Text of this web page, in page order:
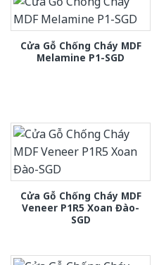
Cửa Gỗ Chống Cháy MDF
Melamine P1-SGD
Cửa Gỗ Chống Cháy MDF
Veneer P1R5 Xoan Đào-
SGD